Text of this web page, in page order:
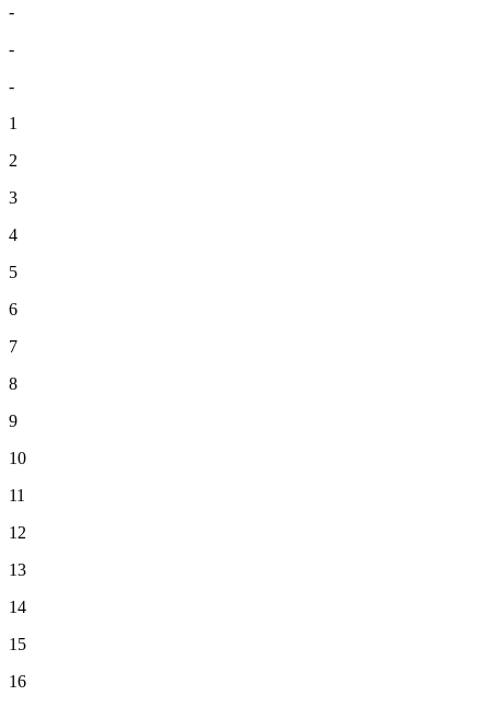
-
-
-
1
2
3
4
5
6
7
8
9
10
11
12
13
14
15
16